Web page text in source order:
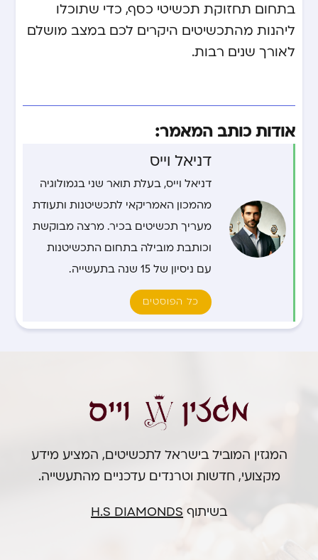
בתחום תחזוקת תכשיטי כסף, כדי שתוכלו
ליהנות מהתכשיטים היקרים לכם במצב מושלם
לאורך שנים רבות.
אודות כותב המאמר:
דניאל וייס
דניאל וייס, בעלת תואר שני בגמולוגיה
מהמכון האמריקאי לתכשיטנות ותעודת
מעריך תכשיטים בכיר. מרצה מבוקשת
וכותבת מובילה בתחום התכשיטנות
עם ניסיון של 15 שנה בתעשייה.
כל הפוסטים
המגזין המוביל בישראל לתכשיטים, המציע מידע
מקצועי, חדשות וטרנדים עדכניים מהתעשייה.
בשיתוף H.S DIAMONDS